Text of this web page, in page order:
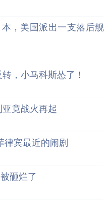
，美国派出一支落后舰
，小马科斯怂了！
竟战火再起
律宾最近的闹剧
砸烂了